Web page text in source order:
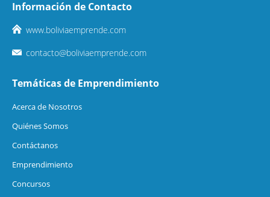
Información de Contacto
www.boliviaemprende.com
contacto@boliviaemprende.com
Temáticas de Emprendimiento
Acerca de Nosotros
Quiénes Somos
Contáctanos
Emprendimiento
Concursos